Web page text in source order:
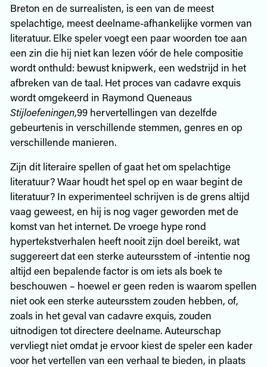
Breton en de surrealisten, is een van de meest
spelachtige, meest deelname-afhankelijke vormen van
literatuur. Elke speler voegt een paar woorden toe aan
een zin die hij niet kan lezen vóór de hele compositie
wordt onthuld: bewust knipwerk, een wedstrijd in het
afbreken van de taal. Het proces van cadavre exquis
wordt omgekeerd in Raymond Queneaus
Stijloefeningen,99 hervertellingen van dezelfde
gebeurtenis in verschillende stemmen, genres en op
verschillende manieren.
Zijn dit literaire spellen of gaat het om spelachtige
literatuur? Waar houdt het spel op en waar begint de
literatuur? In experimenteel schrijven is de grens altijd
vaag geweest, en hij is nog vager geworden met de
komst van het internet. De vroege hype rond
hypertekstverhalen heeft nooit zijn doel bereikt, wat
suggereert dat een sterke auteursstem of -intentie nog
altijd een bepalende factor is om iets als boek te
beschouwen – hoewel er geen reden is waarom spellen
niet ook een sterke auteursstem zouden hebben, of,
zoals in het geval van cadavre exquis, zouden
uitnodigen tot directere deelname. Auteurschap
vervliegt niet omdat je ervoor kiest de speler een kader
voor het vertellen van een verhaal te bieden, in plaats